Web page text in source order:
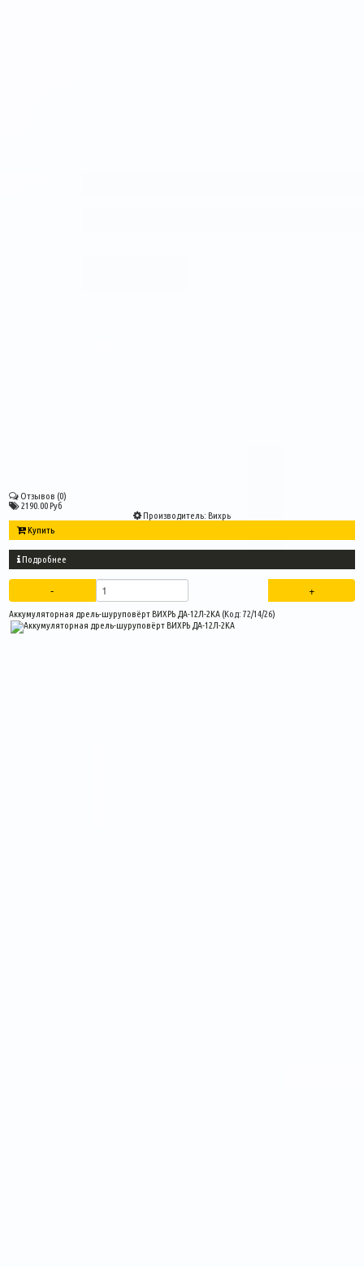
Отзывов (0)
2190.00 Руб
Производитель: Вихрь
Купить
Подробнее
Аккумуляторная дрель-шуруповёрт ВИХРЬ ДА-12Л-2КА (Код:72/14/26)